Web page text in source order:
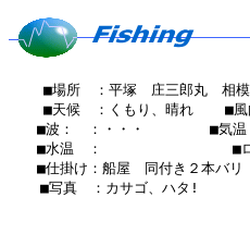
■場所　：平塚　庄三郎丸　相
■天候　：くもり、晴れ  　■風
■波：　：・・・　　　　 ■気温
■水温　：　　　　　　　  　■
■仕掛け：船屋　同付き２本バ
  　■写真　：カサゴ、ハタ!